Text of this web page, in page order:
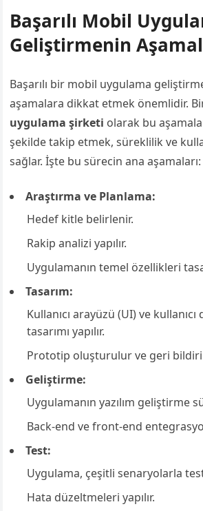
Başarılı Mobil
Geliştirmenin
Başarılı bir mobil uygulama
aşamalara dikkat etmek önemlidir.
uygulama şirketi olarak bu
şekilde takip etmek, süreklilik ve
sağlar. İşte bu sürecin ana aşamaları:
Araştırma ve Planlama:
Hedef kitle belirlenir.
Rakip analizi yapılır.
Uygulamanın temel özellikleri
Tasarım:
Kullanıcı arayüzü (UI) ve
tasarımı yapılır.
Prototip oluşturulur ve geri
Geliştirme:
Uygulamanın yazılım geliştirme
Back-end ve front-end
Test:
Uygulama, çeşitli senaryolarla
Hata düzeltmeleri yapılır.